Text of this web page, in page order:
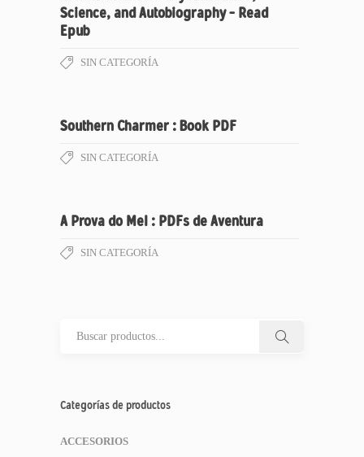
Science, and Autobiography – Read
Epub
SIN CATEGORÍA
Southern Charmer : Book PDF
SIN CATEGORÍA
A Prova do Mel : PDFs de Aventura
SIN CATEGORÍA
Categorías de productos
ACCESORIOS